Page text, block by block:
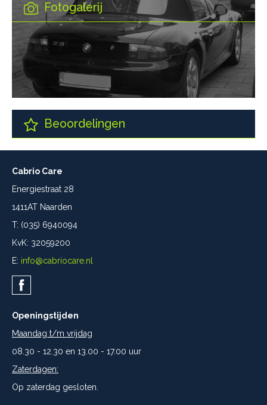
Fotogalerij
Beoordelingen
Cabrio Care
Energiestraat 28
1411AT Naarden
T: (035) 6940094
KvK: 32059200
E: info@cabriocare.nl
Openingstijden
Maandag t/m vrijdag
08.30 - 12.30 en 13.00 - 17.00 uur
Zaterdagen:
Op zaterdag gesloten.